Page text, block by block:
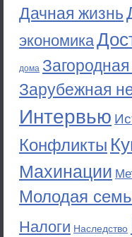
Дачная жизнь
экономика
дома
Зарубежная
Интервью
Конфликты
Махинации
Молодая
Налоги Наследство